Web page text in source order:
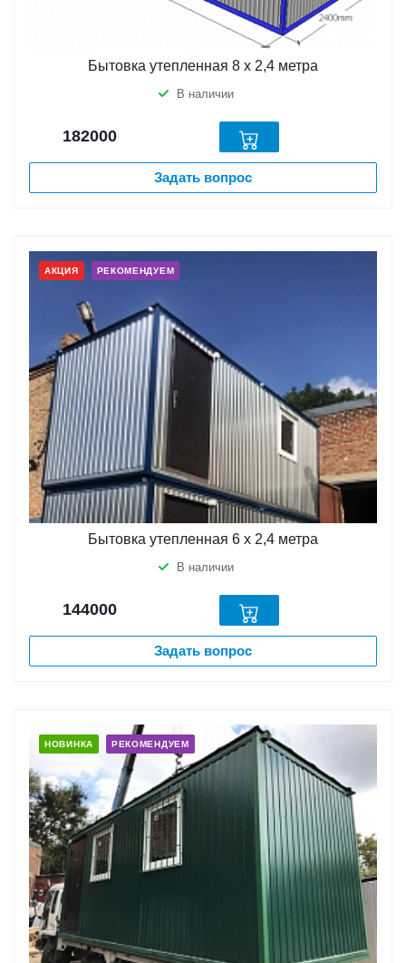
Бытовка утепленная 8 х 2,4 метра
В наличии
182000
Задать вопрос
АКЦИЯ РЕКОМЕНДУЕМ
Бытовка утепленная 6 х 2,4 метра
В наличии
144000
Задать вопрос
НОВИНКА РЕКОМЕНДУЕМ